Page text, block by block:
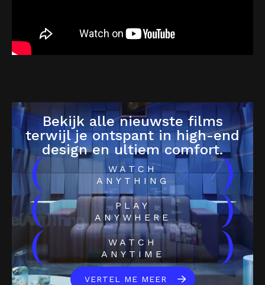
Bekijk alle nieuwste films
terwijl je ontspant in high-end
design en ultiem comfort.
(
WATCH
ANYTHING
)
(
PLAY
ANYWHERE
)
(
WATCH
ANYTIME
)
VERTEL ME MEER